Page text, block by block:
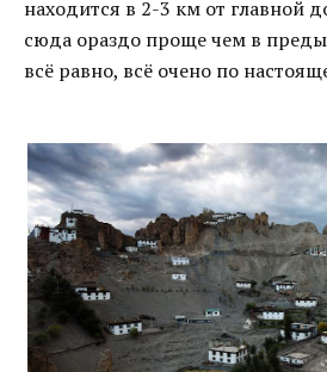
находится в 2-3 км от главной
сюда ораздо проще чем в
всё равно, всё очено по